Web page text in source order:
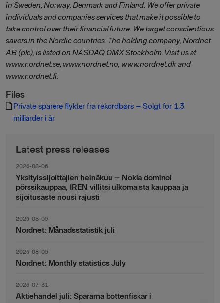
in Sweden, Norway, Denmark and Finland. We offer private
individuals and companies services that make it possible to
take control over their financial future. We target conscientious
savers in the Nordic countries. The holding company, Nordnet
AB (plc), is listed on NASDAQ OMX Stockholm. Visit us at
www.nordnet.se, www.nordnet.no, www.nordnet.dk and
www.nordnet.fi.
Files
Private sparere flykter fra rekordbørs – Solgt for 1,3
milliarder i år
Latest press releases
2026-08-06
Yksityissijoittajien heinäkuu – Nokia dominoi
pörssikauppaa, IREN villitsi ulkomaista kauppaa ja
sijoitusaste nousi rajusti
2026-08-05
Nordnet: Månadsstatistik juli
2026-08-05
Nordnet: Monthly statistics July
2026-07-31
Aktiehandel juli: Spararna bottenfiskar i